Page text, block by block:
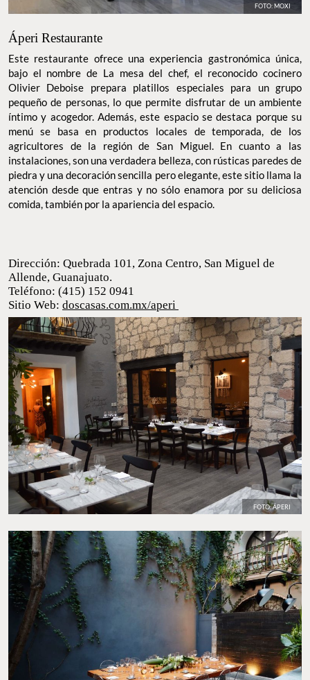
Áperi Restaurante
Este restaurante ofrece una experiencia gastronómica única,
bajo el nombre de La mesa del chef, el reconocido cocinero
Olivier Deboise prepara platillos especiales para un grupo
pequeño de personas, lo que permite disfrutar de un ambiente
íntimo y acogedor. Además, este espacio se destaca porque su
menú se basa en productos locales de temporada, de los
agricultores de la región de San Miguel. En cuanto a las
instalaciones, son una verdadera belleza, con rústicas paredes de
piedra y una decoración sencilla pero elegante, este sitio llama la
atención desde que entras y no sólo enamora por su deliciosa
Dirección: Quebrada 101, Zona Centro, San Miguel
de Allende, Guanajuato.
Teléfono: (415) 152 0941
Sitio Web:doscasas.com.mx/aperi